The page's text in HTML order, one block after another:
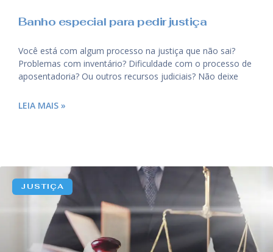
Banho especial para pedir justiça
Você está com algum processo na justiça que não sai?
Problemas com inventário? Dificuldade com o processo de
aposentadoria? Ou outros recursos judiciais? Não deixe
LEIA MAIS »
JUSTIÇA